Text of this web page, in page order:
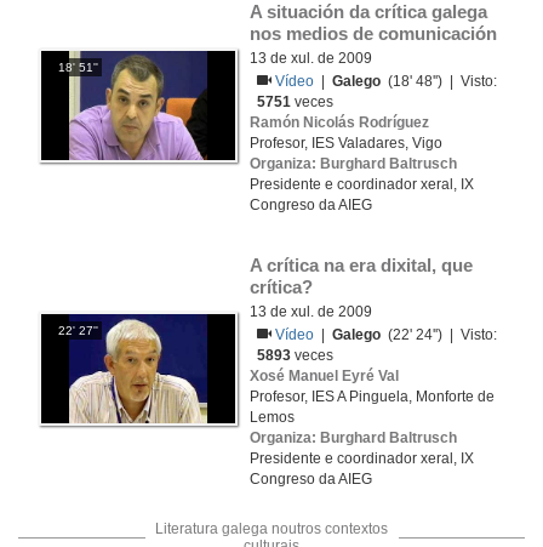
18' 51''
A situación da crítica galega
nos medios de comunicación
13 de xul. de 2009
Vídeo
|Galego (18' 48'') | Visto:
5751 veces
Ramón Nicolás Rodríguez
Profesor, IES Valadares, Vigo
Organiza: Burghard Baltrusch
Presidente e coordinador xeral, IX
Congreso da AIEG
22' 27''
A crítica na era dixital, que
crítica?
13 de xul. de 2009
Vídeo
|Galego (22' 24'') | Visto:
5893 veces
Xosé Manuel Eyré Val
Profesor, IES A Pinguela, Monforte de
Lemos
Organiza: Burghard Baltrusch
Presidente e coordinador xeral, IX
Congreso da AIEG
Literatura galega noutros contextos